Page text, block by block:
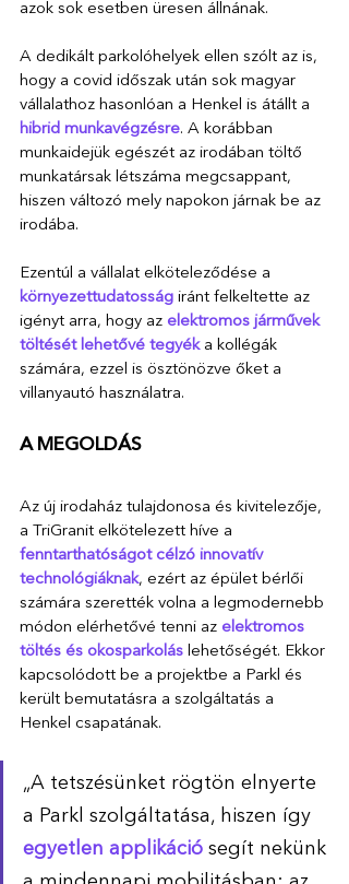
azok sok esetben üresen állnának.
A dedikált parkolóhelyek ellen szólt az is,
hogy a covid időszak után sok magyar
vállalathoz hasonlóan a Henkel is átállt a
hibrid munkavégzésre. A korábban
munkaidejük egészét az irodában töltő
munkatársak létszáma megcsappant,
hiszen változó mely napokon járnak be az
irodába.
Ezentúl a vállalat elköteleződése a
környezettudatosság iránt felkeltette az
igényt arra, hogy az elektromos járművek
töltését lehetővé tegyék a kollégák
számára, ezzel is ösztönözve őket a
villanyautó használatra.
A MEGOLDÁS
Az új irodaház tulajdonosa és kivitelezője,
a TriGranit elkötelezett híve a
fenntarthatóságot célzó innovatív
technológiáknak, ezért az épület bérlői
számára szerették volna a legmodernebb
módon elérhetővé tenni az elektromos
töltés és okosparkolás lehetőségét. Ekkor
kapcsolódott be a projektbe a Parkl és
került bemutatásra a szolgáltatás a
Henkel csapatának.
„A tetszésünket rögtön elnyerte
a Parkl szolgáltatása, hiszen így
egyetlen applikáció segít nekünk